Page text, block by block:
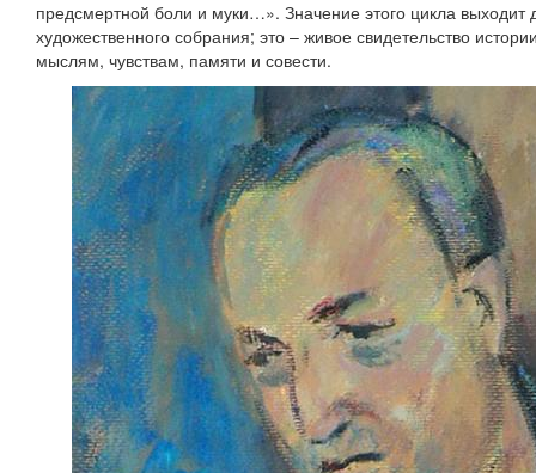
предсмертной боли и муки…». Значение этого цикла выходит
художественного собрания; это – живое свидетельство
мыслям, чувствам, памяти и совести.